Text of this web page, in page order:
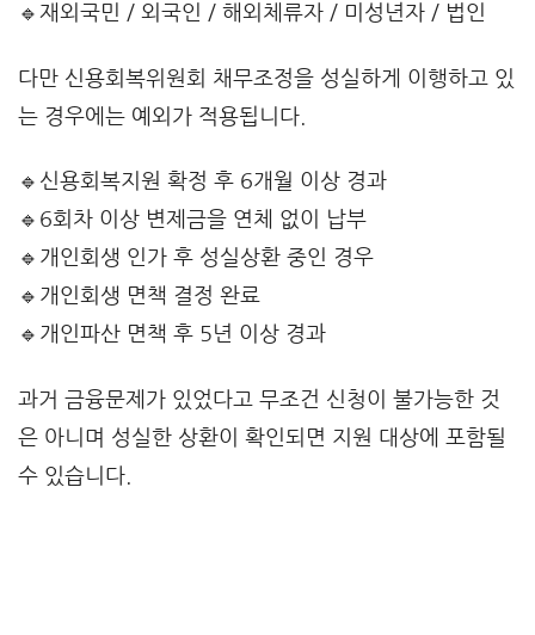
🔹재외국민 / 외국인 / 해외체류자 / 미성년자 / 법인
다만 신용회복위원회 채무조정을 성실하게 이행하고 있
는 경우에는 예외가 적용됩니다.
🔹신용회복지원 확정 후 6개월 이상 경과
🔹6회차 이상 변제금을 연체 없이 납부
🔹개인회생 인가 후 성실상환 중인 경우
🔹개인회생 면책 결정 완료
🔹개인파산 면책 후 5년 이상 경과
과거 금융문제가 있었다고 무조건 신청이 불가능한 것
은 아니며 성실한 상환이 확인되면 지원 대상에 포함될
수 있습니다.